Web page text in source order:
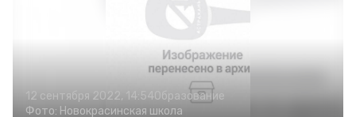
12 сентября 2022, 14:54Образование
Фото: Новокрасинская школа